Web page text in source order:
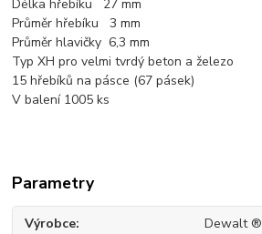
Délka hřebíku 27 mm
Průměr hřebíku 3 mm
Průměr hlavičky 6,3 mm
Typ XH pro velmi tvrdý beton a železo
15 hřebíků na pásce (67 pásek)
V balení 1005 ks
Parametry
Výrobce Dewalt ®